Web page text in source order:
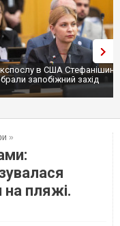
не передасть Україні
ракет до Patriot, бо у
»
пляжі.